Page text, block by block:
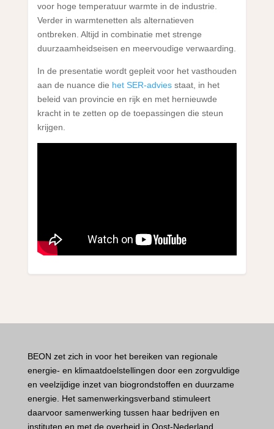
voor hoge temperatuur warmte in de industrie.
Verder in warmtenetten als alternatieven
ontbreken. Altijd in combinatie met strenge
duurzaamheidseisen en meervoudige verwaarding.
In de presentatie wordt gepleit voor het vasthouden
aan de nuance die het SER-adviesstaat, in het
beleid van provincie en rijk en met hernieuwde
kracht in te zetten op de toepassingen die steun
krijgen.
BEON zet zich in voor het bereiken van regionale
energie- en klimaatdoelstellingen door een zorgvuldige
en veelzijdige inzet van biogrondstoffen en duurzame
energie. Het samenwerkingsverband stimuleert
daarvoor samenwerking tussen haar bedrijven en
instituten en met de overheid in Oost-Nederland.